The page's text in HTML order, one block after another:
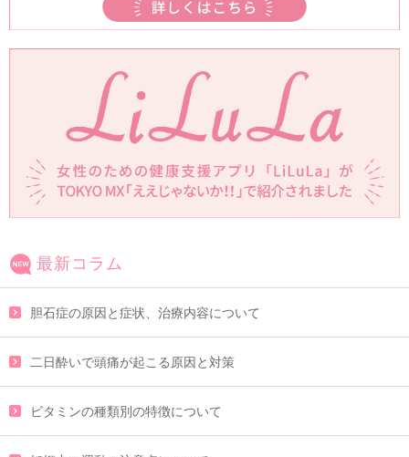
最新コラム
胆石症の原因と症状、治療内容について
二日酔いで頭痛が起こる原因と対策
ビタミンの種類別の特徴について